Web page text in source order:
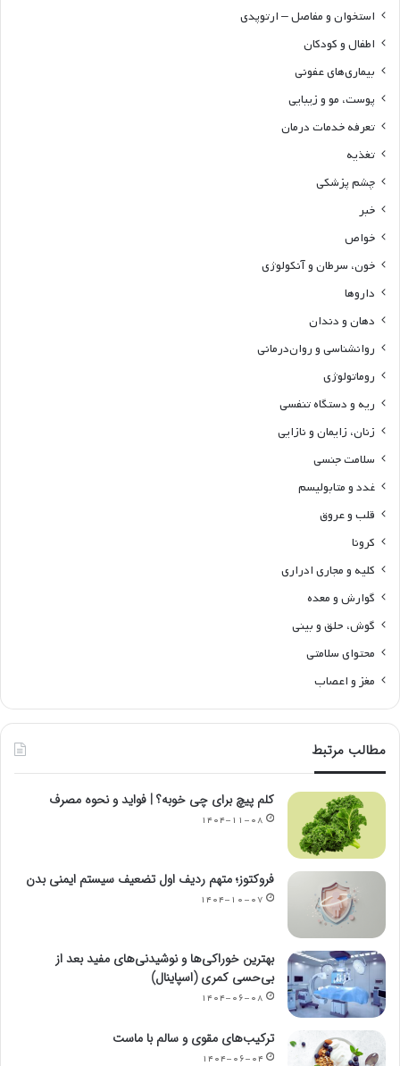
استخوان و مفاصل – ارتوپدی
اطفال و کودکان
بیماری‌های عفونی
پوست، مو و زیبایی
تعرفه خدمات درمان
تغذیه
چشم پزشکی
خبر
خواص
خون، سرطان و آنکولوژی
داروها
دهان و دندان
روانشناسی و روان‌درمانی
روماتولوژی
ریه و دستگاه تنفسی
زنان، زایمان و نازایی
سلامت جنسی
غدد و متابولیسم
قلب و عروق
کرونا
کلیه و مجاری ادراری
گوارش و معده
گوش، حلق و بینی
محتوای سلامتی
مغز و اعصاب
مطالب مرتبط
کلم پیچ برای چی خوبه؟ | فواید و نحوه مصرف
۱۴۰۴-۱۱-۰۸
فروکتوز؛ متهم ردیف اول تضعیف سیستم ایمنی بدن
۱۴۰۴-۱۰-۰۷
بهترین خوراکی‌ها و نوشیدنی‌های مفید بعد از
بی‌حسی کمری (اسپاینال)
۱۴۰۴-۰۶-۰۸
ترکیب‌های مقوی و سالم با ماست
۱۴۰۴-۰۶-۰۴